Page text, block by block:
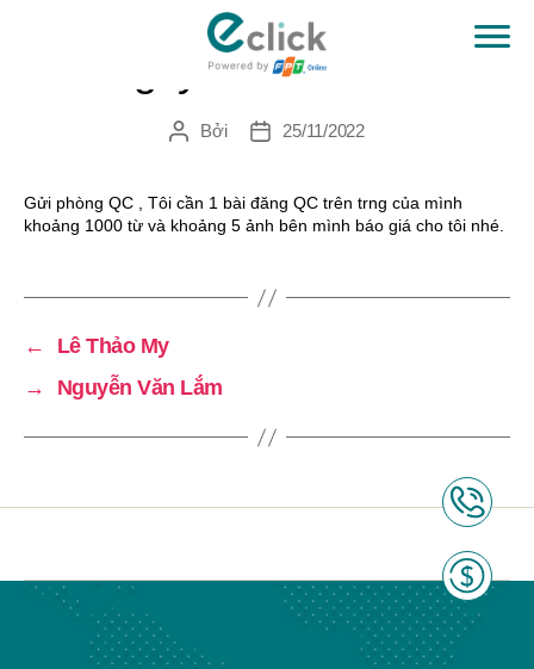
Nguyễn Văn Chức
TácBởi
Ngày25/11/2022
Gửi phòng QC , Tôi cần 1 bài đăng QC trên trng của mình
khoảng 1000 từ và khoảng 5 ảnh bên mình báo giá cho tôi nhé.
←
Lê Thảo My
→
Nguyễn Văn Lắm